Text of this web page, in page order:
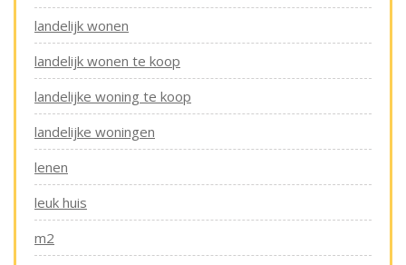
landelijk wonen
landelijk wonen te koop
landelijke woning te koop
landelijke woningen
lenen
leuk huis
m2